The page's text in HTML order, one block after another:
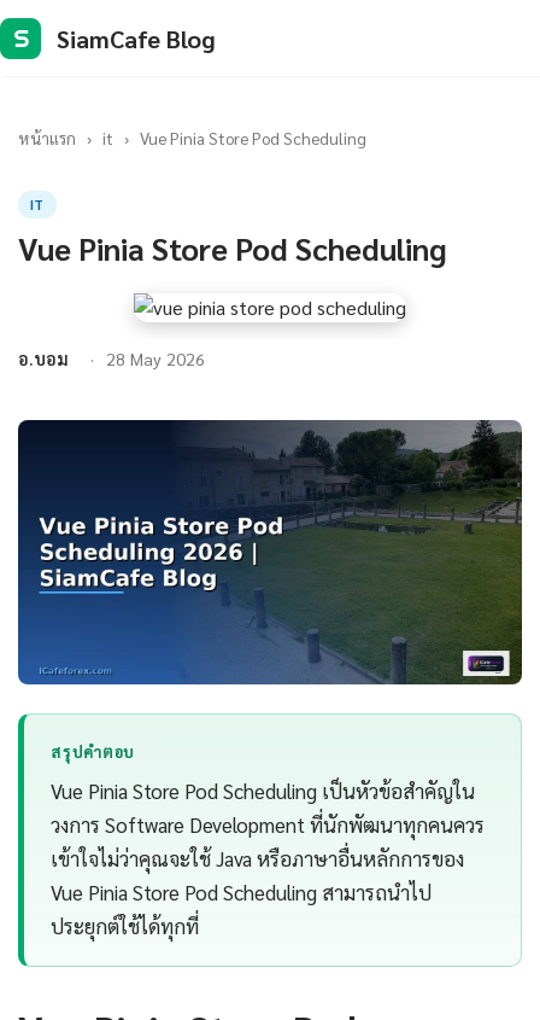
S SiamCafe Blog
หน้าแรก › it › Vue Pinia Store Pod Scheduling
IT
Vue Pinia Store Pod Scheduling
อ.บอม 28 May 2026
สรุปคำตอบ
Vue Pinia Store Pod Scheduling เป็นหัวข้อสำคัญใน
วงการ Software Development ที่นักพัฒนาทุกคนควร
เข้าใจไม่ว่าคุณจะใช้ Java หรือภาษาอื่นหลักการของ
Vue Pinia Store Pod Scheduling สามารถนำไป
ประยุกต์ใช้ได้ทุกที่